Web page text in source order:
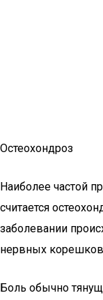
Остеохондроз
Наиболее частой
считается
заболевании
нервных
Боль обычно